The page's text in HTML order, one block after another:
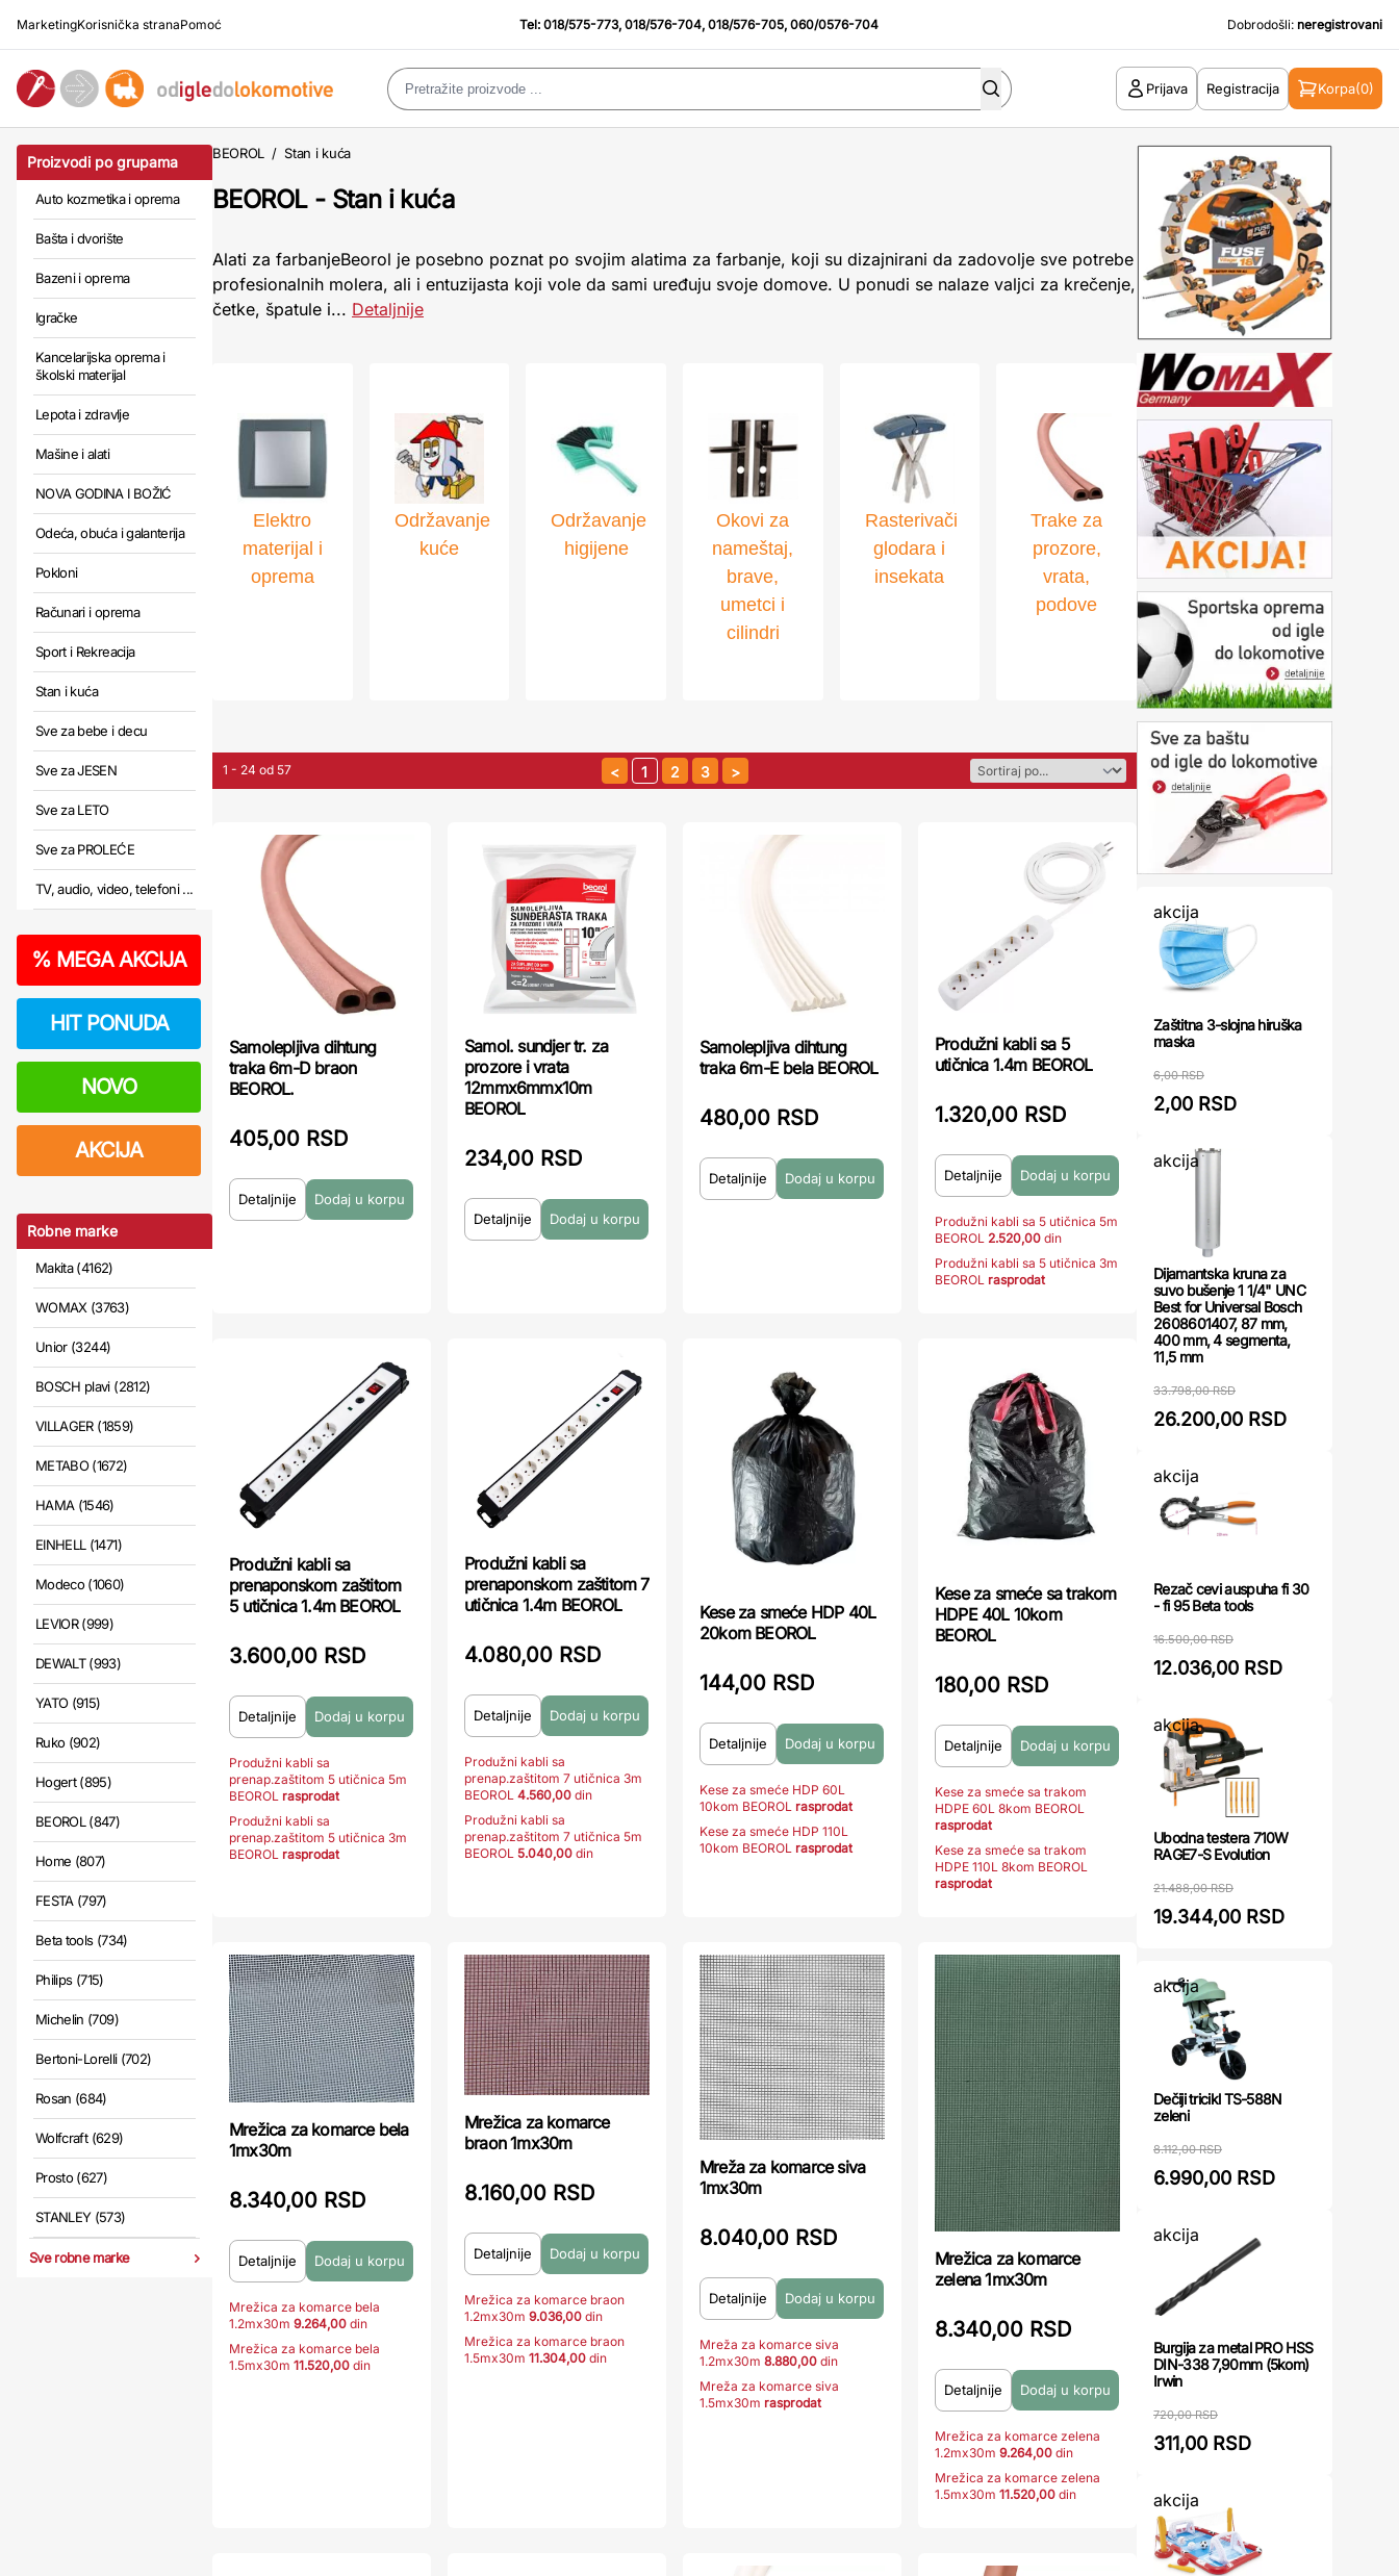
MarketingKorisnička stranaPomoć Tel:018/575-773,018/576-704,018/576-705,060/0576-704 Dobrodošli: neregistrovani
Prijava Registracija Korpa(0)
Proizvodi po grupama
Auto kozmetika i oprema
Bašta i dvorište
Bazeni i oprema
Igračke
Kancelarijska oprema i
školski materijal
Lepota i zdravlje
Mašine i alati
NOVA GODINA I BOŽIĆ
Odeća, obuća i galanterija
Pokloni
Računari i oprema
Sport i Rekreacija
Stan i kuća
Sve za bebe i decu
Sve za JESEN
Sve za LETO
Sve za PROLEĆE
TV, audio, video, telefoni ...
% MEGA AKCIJA
HIT PONUDA
NOVO
AKCIJA
Robne marke
Makita (4162)
WOMAX (3763)
Unior (3244)
BOSCH plavi (2812)
VILLAGER (1859)
METABO (1672)
HAMA (1546)
EINHELL (1471)
Modeco (1060)
LEVIOR (999)
DEWALT (993)
YATO (915)
Ruko (902)
Hogert (895)
BEOROL (847)
Home (807)
FESTA (797)
Beta tools (734)
Philips (715)
Michelin (709)
Bertoni-Lorelli (702)
Rosan (684)
Wolfcraft (629)
Prosto (627)
STANLEY (573)
Sve robne marke
BEOROL / Stan i kuća
BEOROL - Stan i kuća
Alati za farbanjeBeorol je posebno poznat po svojim alatima za farbanje, koji su dizajnirani da zadovolje sve potrebe
profesionalnih molera, ali i entuzijasta koji vole da sami uređuju svoje domove. U ponudi se nalaze valjci za krečenje,
četke, špatule i... Detaljnije
Elektro
materijal i
oprema
Održavanje
kuće
Održavanje
higijene
Okovi za
nameštaj,
brave,
umetci i
cilindri
Rasterivači
glodara i
insekata
Trake za
prozore,
vrata,
podove
1 - 24 od 57 1 2 3
Samolepljiva dihtung
traka 6m-D braon
BEOROL.
405,00 RSD
Detaljnije
Samol. sundjer tr. za
prozore i vrata
12mmx6mmx10m
BEOROL
234,00 RSD
Detaljnije
Samolepljiva dihtung
traka 6m-E bela BEOROL
480,00 RSD
Detaljnije
Produžni kabli sa 5
utičnica 1.4m BEOROL
1.320,00 RSD
Detaljnije
Produžni kabli sa 5 utičnica 5m
BEOROL 2.520,00 din
Produžni kabli sa 5 utičnica 3m
BEOROL rasprodat
Produžni kabli sa
prenaponskom zaštitom
5 utičnica 1.4m BEOROL
3.600,00 RSD
Detaljnije
Produžni kabli sa
prenap.zaštitom 5 utičnica 5m
BEOROL rasprodat
Produžni kabli sa
prenap.zaštitom 5 utičnica 3m
BEOROL rasprodat
Produžni kabli sa
prenaponskom zaštitom 7
utičnica 1.4m BEOROL
4.080,00 RSD
Detaljnije
Produžni kabli sa
prenap.zaštitom 7 utičnica 3m
BEOROL 4.560,00 din
Produžni kabli sa
prenap.zaštitom 7 utičnica 5m
BEOROL 5.040,00 din
Kese za smeće HDP 40L
20kom BEOROL
144,00 RSD
Detaljnije
Kese za smeće HDP 60L
10kom BEOROL rasprodat
Kese za smeće HDP 110L
10kom BEOROL rasprodat
Kese za smeće sa trakom
HDPE 40L 10kom
BEOROL
180,00 RSD
Detaljnije
Kese za smeće sa trakom
HDPE 60L 8kom BEOROL
rasprodat
Kese za smeće sa trakom
HDPE 110L 8kom BEOROL
rasprodat
Mrežica za komarce bela
1mx30m
8.340,00 RSD
Detaljnije
Mrežica za komarce bela
1.2mx30m 9.264,00 din
Mrežica za komarce bela
1.5mx30m 11.520,00 din
Mrežica za komarce
braon 1mx30m
8.160,00 RSD
Detaljnije
Mrežica za komarce braon
1.2mx30m 9.036,00 din
Mrežica za komarce braon
1.5mx30m 11.304,00 din
Mreža za komarce siva
1mx30m
8.040,00 RSD
Detaljnije
Mreža za komarce siva
1.2mx30m 8.880,00 din
Mreža za komarce siva
1.5mx30m rasprodat
Mrežica za komarce
zelena 1mx30m
8.340,00 RSD
Detaljnije
Mrežica za komarce zelena
1.2mx30m 9.264,00 din
Mrežica za komarce zelena
1.5mx30m 11.520,00 din
akcija
Zaštitna 3-slojna hiruška
maska
6,00 RSD
2,00 RSD
akcija
Dijamantska kruna za
suvo bušenje 1 1/4" UNC
Best for Universal Bosch
2608601407, 87 mm,
400 mm, 4 segmenta,
11,5 mm
33.798,00 RSD
26.200,00 RSD
akcija
Rezač cevi auspuha fi 30
- fi 95 Beta tools
16.500,00 RSD
12.036,00 RSD
akcija
Ubodna testera 710W
RAGE7-S Evolution
21.488,00 RSD
19.344,00 RSD
akcija
Dečiji tricikl TS-588N
zeleni
8.112,00 RSD
6.990,00 RSD
akcija
Burgija za metal PRO HSS
DIN-338 7,90mm (5kom)
Irwin
720,00 RSD
311,00 RSD
akcija